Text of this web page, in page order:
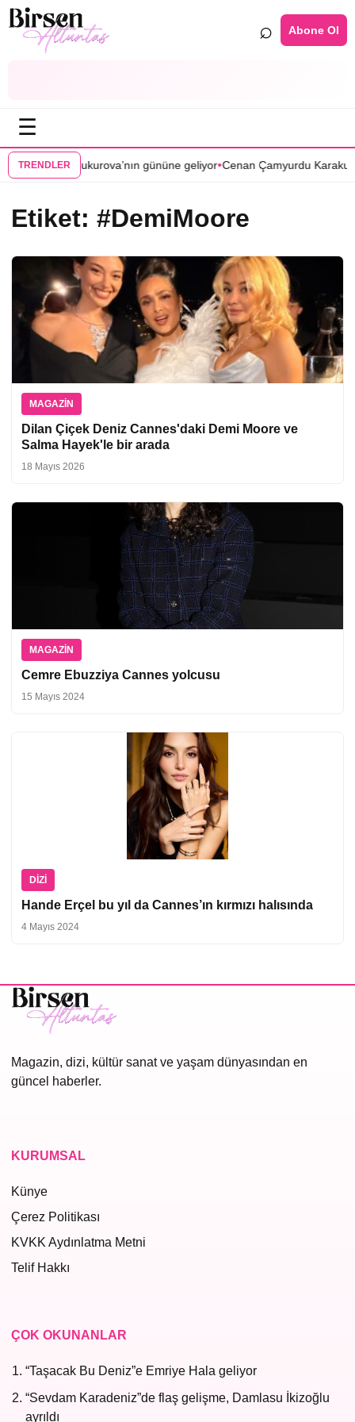
⌕ Abone Ol
☰
TRENDLER
Zamanlar Çukurova’nın gününe geliyor•Cenan Çamyurdu
Etiket: #DemiMoore
MAGAZIN
Dilan Çiçek Deniz Cannes'daki Demi Moore ve
Salma Hayek'le bir arada
18 Mayıs 2026
MAGAZIN
Cemre Ebuzziya Cannes yolcusu
15 Mayıs 2024
DIZI
Hande Erçel bu yıl da Cannes’ın kırmızı halısında
4 Mayıs 2024
Magazin, dizi, kültür sanat ve yaşam dünyasından en
güncel haberler.
KURUMSAL
Künye
Çerez Politikası
KVKK Aydınlatma Metni
Telif Hakkı
ÇOK OKUNANLAR
“Taşacak Bu Deniz”e Emriye Hala geliyor
“Sevdam Karadeniz”de flaş gelişme, Damlasu İkizoğlu
ayrıldı